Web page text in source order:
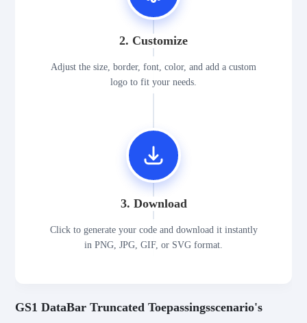
2. Customize
Adjust the size, border, font, color, and add a custom
logo to fit your needs.
3. Download
Click to generate your code and download it instantly
in PNG, JPG, GIF, or SVG format.
GS1 DataBar Truncated Toepassingsscenario's